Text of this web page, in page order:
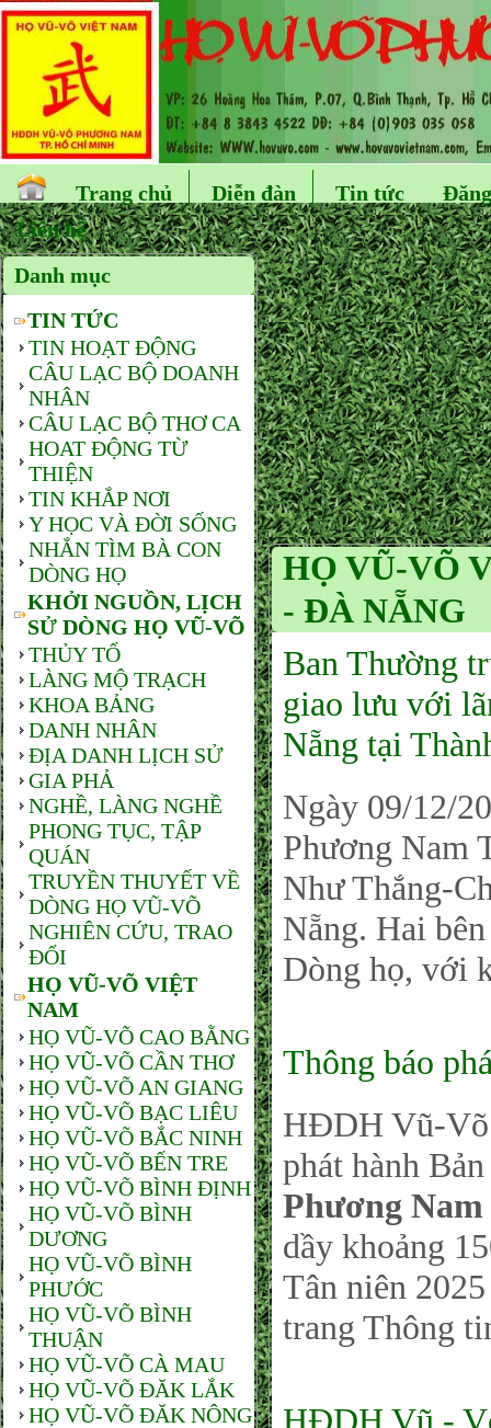
Trang chủ Diễn đàn Tin tức
Liên hệ
Danh mục
TIN TỨC
TIN HOẠT ĐỘNG
CÂU LẠC BỘ DOANH
NHÂN
CÂU LẠC BỘ THƠ CA
HOAT ĐỘNG TỪ
THIỆN
TIN KHẮP NƠI
Y HỌC VÀ ĐỜI SỐNG
NHẮN TÌM BÀ CON
DÒNG HỌ
KHỞI NGUỒN, LỊCH
SỬ DÒNG HỌ VŨ-VÕ
THỦY TỔ
LÀNG MỘ TRẠCH
KHOA BẢNG
DANH NHÂN
ĐỊA DANH LỊCH SỬ
GIA PHẢ
NGHỀ, LÀNG NGHỀ
PHONG TỤC, TẬP
QUÁN
TRUYỀN THUYẾT VỀ
DÒNG HỌ VŨ-VÕ
NGHIÊN CỨU, TRAO
ĐỔI
HỌ VŨ-VÕ VIỆT
NAM
HỌ VŨ-VÕ CAO BẰNG
HỌ VŨ-VÕ CẦN THƠ
HỌ VŨ-VÕ AN GIANG
HỌ VŨ-VÕ BẠC LIÊU
HỌ VŨ-VÕ BẮC NINH
HỌ VŨ-VÕ BẾN TRE
HỌ VŨ-VÕ BÌNH ĐỊNH
HỌ VŨ-VÕ BÌNH
DƯƠNG
HỌ VŨ-VÕ BÌNH
PHƯỚC
HỌ VŨ-VÕ BÌNH
THUẬN
HỌ VŨ-VÕ CÀ MAU
HỌ VŨ-VÕ ĐĂK LẮK
HỌ VŨ-VÕ ĐĂK NÔNG
HỌ VŨ-VÕ
- ĐÀ NẴNG
Ban Thường
giao lưu với
Nẵng tại
Ngày 09/12/
Phương Nam
Như Thắng-
Nẵng. Hai
Dòng họ, với
Thông báo
HĐDH Vũ-Võ
phát hành
Phương Nam
dầy khoảng
Tân niên
trang Thông